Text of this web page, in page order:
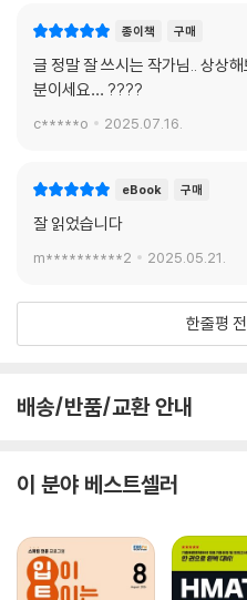
종이책 구매
글 정말 잘 쓰시는 작가님.. 상상
분이세요… ????
c*****o 2025.07.16.
eBook 구매
잘 읽었습니다
m**********2 2025.05.21.
한줄평
배송/반품/교환 안내
이 분야 베스트셀러